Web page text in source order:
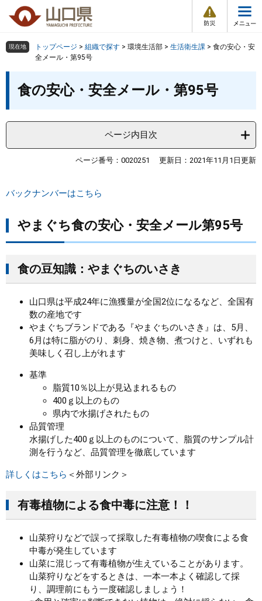
の
頭
。
ー
飛
て
本
へ
情
報
メ
ュ
組織で探す
健康・福祉
教育・文化・スポーツ
まちづくり
県政情報
検索の仕方 組織で探す サイトマップで探す
現在地 トップページ > 組織で探す > 環境生活部 > 生活衛生課 > 食の安心・安
全メール・第95号
食の安心・安全メール・第95号
ページ内目次
ページ番号：0020251 更新日：2021年11月1日更新
バックナンバーはこちら
やまぐち食の安心・安全メール第95号
食の豆知識：やまぐちのいさき
山口県は平成24年に漁獲量が全国2位になるなど、全国有
数の産地です
やまぐちブランドである『やまぐちのいさき』は、5月、
6月は特に脂がのり、刺身、焼き物、煮つけと、いずれも
美味しく召し上がれます
基準
脂質10％以上が見込まれるもの
400ｇ以上のもの
県内で水揚げされたもの
品質管理
水揚げした400ｇ以上のものについて、脂質のサンプル計
測を行うなど、品質管理を徹底しています
詳しくはこちら ＜外部リンク＞
有毒植物による食中毒に注意！！
山菜狩りなどで誤って採取した有毒植物の喫食による食
中毒が発生しています
山菜に混じって有毒植物が生えていることがあります。
山菜狩りなどをするときは、一本一本よく確認して採
り、調理前にもう一度確認しましょう！